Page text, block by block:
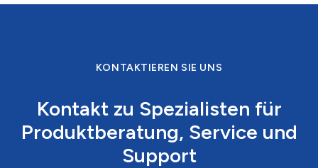
KONTAKTIEREN SIE UNS
Kontakt zu Spezialisten für
Produktberatung, Service und
Support